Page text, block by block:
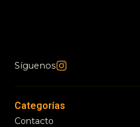
Síguenos
Categorías
Contacto